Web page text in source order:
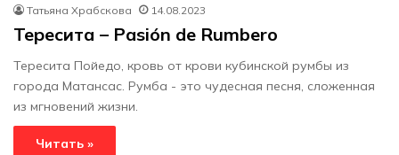
Татьяна Храбскова 14.08.2023
Тересита – Pasión de Rumbero
Тересита Пойедо, кровь от крови кубинской румбы из
города Матансас. Румба - это чудесная песня, сложенная
из мгновений жизни.
Читать »